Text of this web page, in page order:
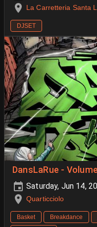
La Carretteria Santa
DJSET
DansLaRue -
Saturday, Jun 14,
Quarticciolo
Basket Breakdance